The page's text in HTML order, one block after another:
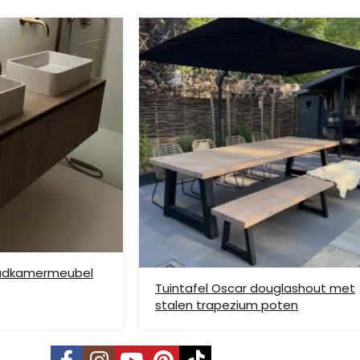
verzendmethode te kiezen. Het kan voorkomen dat u een handje
is niet mogelijk. Dient je meubel met een verhuislift op de
op etage rekenen wij hier extra kosten voor, prijs op
Tuintafel Oscar douglashout met
stalen trapezium poten